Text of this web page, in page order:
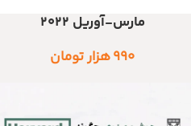
اطلاعات بیشترمارس-آوریل 2022
۹۹۰هزار تومان